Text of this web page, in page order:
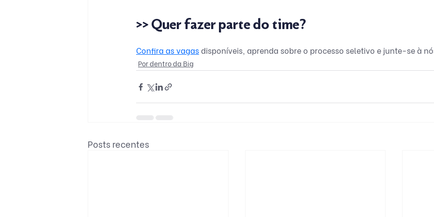
>> Quer fazer parte do time?
Confira as vagas disponíveis, aprenda sobre o processo seletivo e junte-se à
Por dentro da Big
Posts recentes